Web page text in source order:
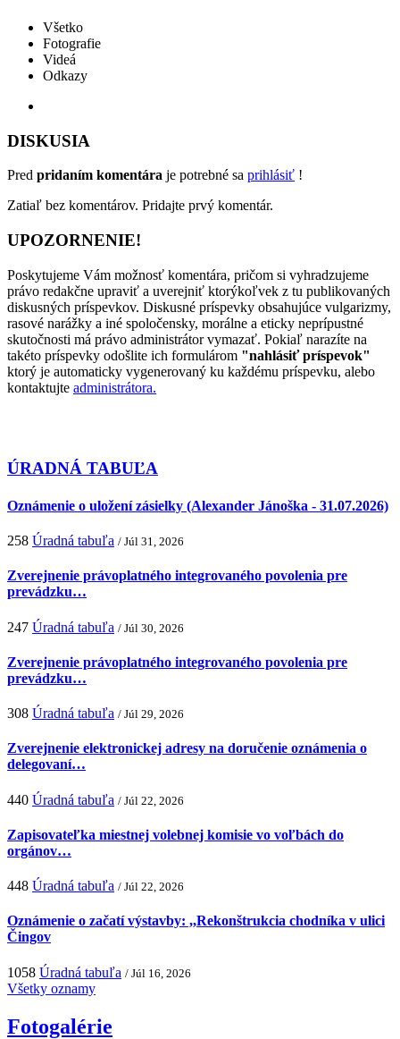
Všetko
Fotografie
Videá
Odkazy
DISKUSIA
Pred pridaním komentára je potrebné sa prihlásiť !
Zatiaľ bez komentárov. Pridajte prvý komentár.
UPOZORNENIE!
Poskytujeme Vám možnosť komentára, pričom si vyhradzujeme
právo redakčne upraviť a uverejniť ktorýkoľvek z tu publikovaných
diskusných príspevkov. Diskusné príspevky obsahujúce vulgarizmy,
rasové narážky a iné spoločensky, morálne a eticky neprípustné
skutočnosti má právo administrátor vymazať. Pokiaľ narazíte na
takéto príspevky odošlite ich formulárom "nahlásiť príspevok"
ktorý je automaticky vygenerovaný ku každému príspevku, alebo
kontaktujte administrátora.
ÚRADNÁ TABUĽA
Oznámenie o uložení zásielky (Alexander Jánoška - 31.07.2026)
258 Úradná tabuľa / Júl 31, 2026
Zverejnenie právoplatného integrovaného povolenia pre
prevádzku…
247 Úradná tabuľa / Júl 30, 2026
Zverejnenie právoplatného integrovaného povolenia pre
prevádzku…
308 Úradná tabuľa / Júl 29, 2026
Zverejnenie elektronickej adresy na doručenie oznámenia o
delegovaní…
440 Úradná tabuľa / Júl 22, 2026
Zapisovateľka miestnej volebnej komisie vo voľbách do
orgánov…
448 Úradná tabuľa / Júl 22, 2026
Oznámenie o začatí výstavby: ,,Rekonštrukcia chodníka v ulici
Čingov
1058 Úradná tabuľa / Júl 16, 2026
Všetky oznamy
Fotogalérie